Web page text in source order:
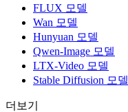
FLUX 모델
Wan 모델
Hunyuan 모델
Qwen-Image 모델
LTX-Video 모델
Stable Diffusion 모델
더보기